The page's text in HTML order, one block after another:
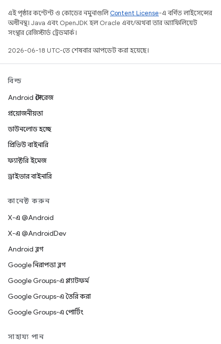
এই পৃষ্ঠার কন্টেন্ট ও কোডের নমুনাগুলিContent License-এ বর্ণিত লাইসেন্সের
অধীনস্থ। Java এবং OpenJDK হল Oracle এবং/অথবা তার অ্যাফিলিয়েট
সংস্থার রেজিস্টার্ড ট্রেডমার্ক।
2026-06-18 UTC-তে শেষবার আপডেট করা হয়েছে।
বিল্ড
Android স্টোরেজ
প্রয়োজনীয়তা
ডাউনলোড হচ্ছে
প্রিভিউ বাইনারি
ফ্যাক্টরি ইমেজ
ড্রাইভার বাইনারি
কানেক্ট করুন
X-এ @Android
X-এ @AndroidDev
Android ব্লগ
Google নিরাপত্তা ব্লগ
Google Groups-এ প্ল্যাটফর্ম
Google Groups-এ তৈরি করা
Google Groups-এ পোর্টিং
সাহায্য পান